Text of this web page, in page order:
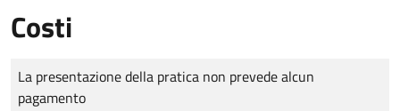
Costi
Tipo di pagamento
Importo
La presentazione della pratica non prevede alcun
pagamento